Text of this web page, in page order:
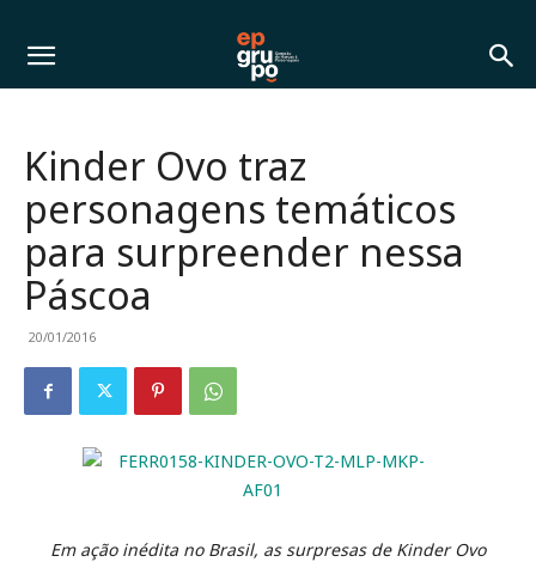
Kinder Ovo traz
personagens temáticos
para surpreender nessa
Páscoa
20/01/2016
Em ação inédita no Brasil, as surpresas de Kinder Ovo